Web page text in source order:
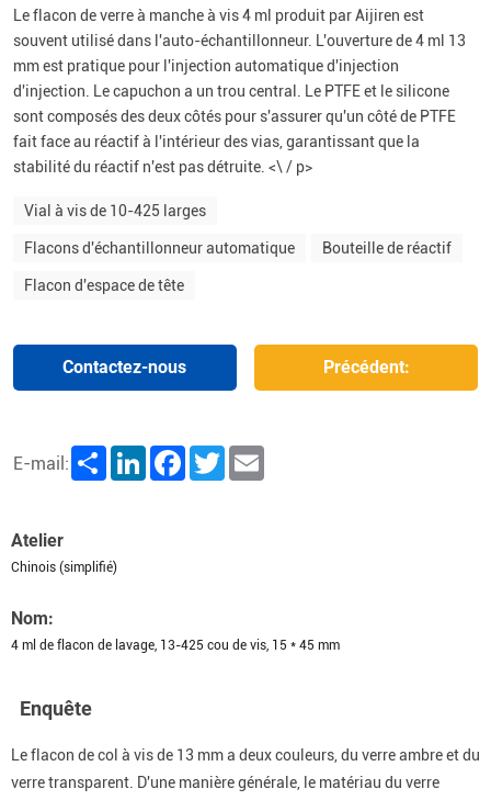
Le flacon de verre à manche à vis 4 ml produit par Aijiren est
souvent utilisé dans l'auto-échantillonneur. L'ouverture de 4 ml 13
mm est pratique pour l'injection automatique d'injection
d'injection. Le capuchon a un trou central. Le PTFE et le silicone
sont composés des deux côtés pour s'assurer qu'un côté de PTFE
fait face au réactif à l'intérieur des vias, garantissant que la
stabilité du réactif n'est pas détruite. <\ / p>
Vial à vis de 10-425 larges
Flacons d'échantillonneur automatique Bouteille de réactif
Flacon d'espace de tête
Contactez-nous Précédent:
E-mail: Share LinkedInFacebookTwitter
Atelier
Chinois (simplifié)
Nom:
4 ml de flacon de lavage, 13-425 cou de vis, 15 * 45 mm
Enquête
Le flacon de col à vis de 13 mm a deux couleurs, du verre ambre et du
verre transparent. D'une manière générale, le matériau du verre